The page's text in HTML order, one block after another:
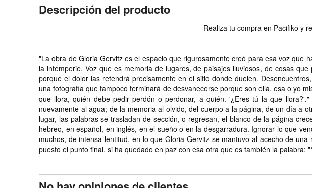
Descripción del producto
Realiza tu compra en Pacifiko y
"La obra de Gloria Gervitz es el espacio que rigurosamente creó para esa voz
la intemperie. Voz que es memoria de lugares, de paisajes lluviosos, de cosas
porque el dolor las retendrá precisamente en el sitio donde duelen.
una fotografía que tampoco terminará de desvanecerse porque son ella, esa o yo
que llora, quién debe pedir perdón o perdonar, a quién. '¿Eres tú la que
nuevamente al agua; de la memoria al olvido, del cuerpo a la página, de un día a
lugar, las palabras se trasladan de sección, o regresan, el blanco de la página
hebreo, en español, en inglés, en el sueño o en la desgarradura. Ignorar lo que
muchos, de intensa lentitud, en lo que Gloria Gervitz se mantuvo al acecho de
puesto el punto final, si ha quedado en paz con esa otra que es también la palabra: